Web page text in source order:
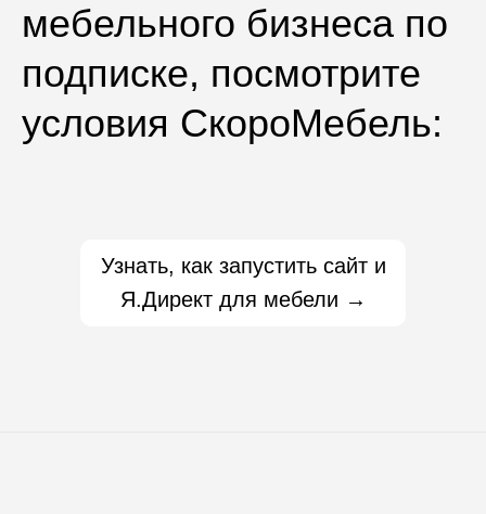
мебельного бизнеса по
подписке, посмотрите
условия СкороМебель:
Узнать, как запустить сайт и
Я.Директ для мебели →